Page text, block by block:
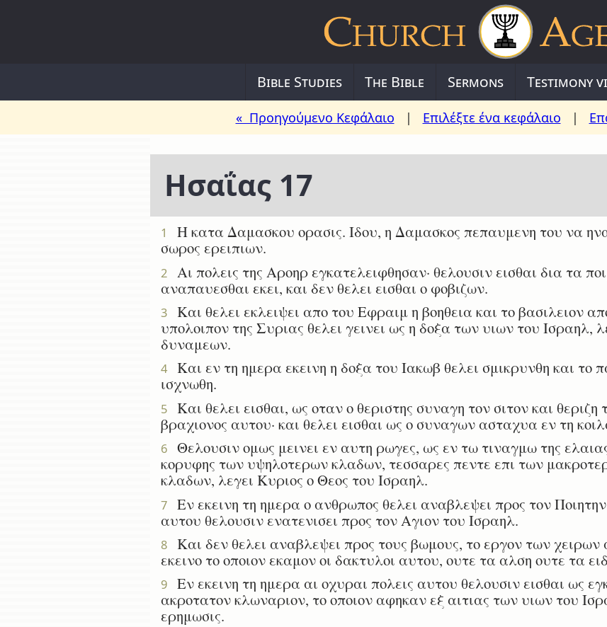
Bible Studies The Bible Sermons Testimony
« Προηγούμενο Κεφάλαιο | Επιλέξτε ένα κεφάλαιο |
Ησαΐας 17
1
Η κατα Δαμασκου ορασις. Ιδου, η Δαμασκος πεπαυμενη του να
σωρος ερειπιων.
2
Αι πολεις της Αροηρ εγκατελειφθησαν· θελουσιν εισθαι δια τα
αναπαυεσθαι εκει, και δεν θελει εισθαι ο φοβιζων.
3
Και θελει εκλειψει απο του Εφραιμ η βοηθεια και το βασιλειον
υπολοιπον της Συριας θελει γεινει ως η δοξα των υιων του Ισραηλ,
δυναμεων.
4
Και εν τη ημερα εκεινη η δοξα του Ιακωβ θελει σμικρυνθη και το
ισχνωθη.
5
Και θελει εισθαι, ως οταν ο θεριστης συναγη τον σιτον και
βραχιονος αυτου· και θελει εισθαι ως ο συναγων ασταχυα εν τη
6
Θελουσιν ομως μεινει εν αυτη ρωγες, ως εν τω τιναγμω της
κορυφης των υψηλοτερων κλαδων, τεσσαρες πεντε επι των
κλαδων, λεγει Κυριος ο Θεος του Ισραηλ.
7
Εν εκεινη τη ημερα ο ανθρωπος θελει αναβλεψει προς τον
αυτου θελουσιν ενατενισει προς τον Αγιον του Ισραηλ.
8
Και δεν θελει αναβλεψει προς τους βωμους, το εργον των χειρων
εκεινο το οποιον εκαμον οι δακτυλοι αυτου, ουτε τα αλση ουτε τα
9
Εν εκεινη τη ημερα αι οχυραι πολεις αυτου θελουσιν εισθαι ως
ακροτατον κλωναριον, το οποιον αφηκαν εξ αιτιας των υιων του
ερημωσις.